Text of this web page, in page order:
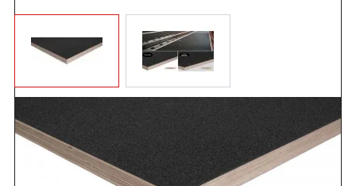
Angebot anfordern
Sehr haltbare 12 mm Siebdruckplatte mit 2 mm